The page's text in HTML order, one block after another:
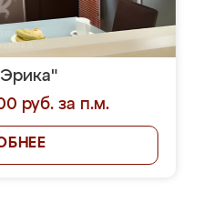
руб. за п.м.